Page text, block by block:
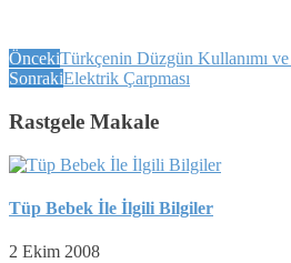
ÖncekiTürkçenin Düzgün Kullanımı ve
SonrakiElektrik Çarpması
Rastgele Makale
Tüp Bebek İle İlgili Bilgiler
2 Ekim 2008